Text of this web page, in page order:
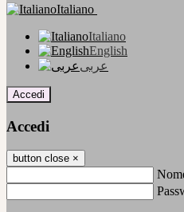
Italiano
Italiano
English
عربى
Accedi
Accedi
button close ×